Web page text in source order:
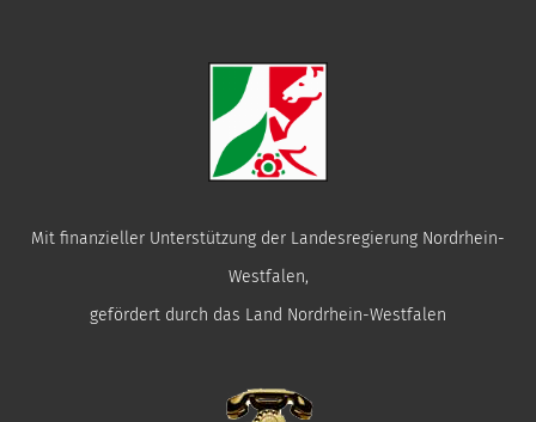
Mit finanzieller Unterstützung der Landesregierung Nordrhein-
Westfalen,
gefördert durch das Land Nordrhein-Westfalen